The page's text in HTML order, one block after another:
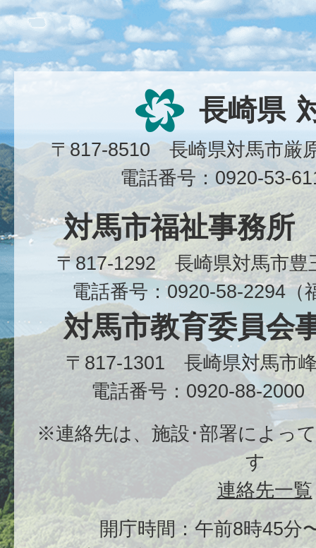
長崎県
〒817-8510 長崎県対馬市
電話番号：0920-53-
対馬市福祉事務所
〒817-1292 長崎県対馬市
電話番号：0920-58-2294（
対馬市教育委員会
〒817-1301 長崎県対馬市
電話番号：0920-88-2000
※連絡先は、施設･部署によっ
す
連絡先一覧
開庁時間：午前8時45分